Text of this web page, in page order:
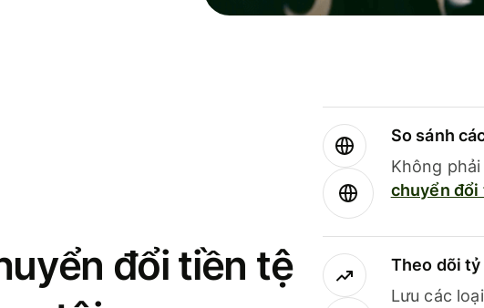
đổi tiền tệ
So sánh
Không
chuyển đổi
Theo dõi
Lưu các